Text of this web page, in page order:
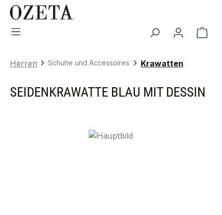
Zum Hauptinhalt springen
Herren Schuhe und Accessoires Krawatten
SEIDENKRAWATTE BLAU MIT DESSIN
Bildergalerie überspringen